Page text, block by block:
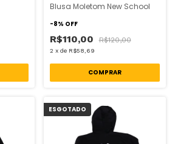
Blusa Moletom New School
-8% OFF
R$110,00 R$120,00
2 x de R$58,69
COMPRAR
ESGOTADO